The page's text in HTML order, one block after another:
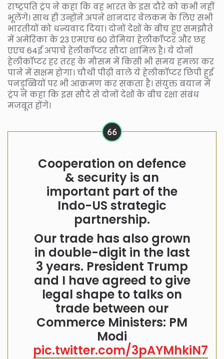
राष्ट्रपति ट्रंप ने कहा कि वह भारत के इस दौरे को कभी नहीं
भूलेंगे। साथ ही उन्होंने अपने शानदार वेलकम के लिए सभी
भारतीयों को धन्यवाद दिया। दोनों देशों के बीच हुए समझौते
में अमेरिका के 23 एमएच 60 रोमिया हेलीकॉप्टर और छह
एएच 64ई अपाचे हेलीकॉप्टर सौदा शामिल है। ये दोनों
हेलीकॉप्टर हर तरह के मौसम में किसी भी समय हमला कर
पाने में सक्षम होगा। चौथी पीढ़ी वाले ये हेलीकॉप्टर छिपी हुई
पनडुब्बियों पर भी आक्रमण कर सकता है। संयुक्त बयान में
ट्रंप ने कहा कि इस सौदे से दोनों देशों के बीच रक्षा संबंध
मजबूत होंगे।
Cooperation on defence
& security is an
important part of the
Indo-US strategic
partnership.
Our trade has also grown
in double-digit in the last
3 years. President Trump
and I have agreed to give
legal shape to talks on
trade between our
Commerce Ministers: PM
Modi
pic.twitter.com/3pAYMhkiN7